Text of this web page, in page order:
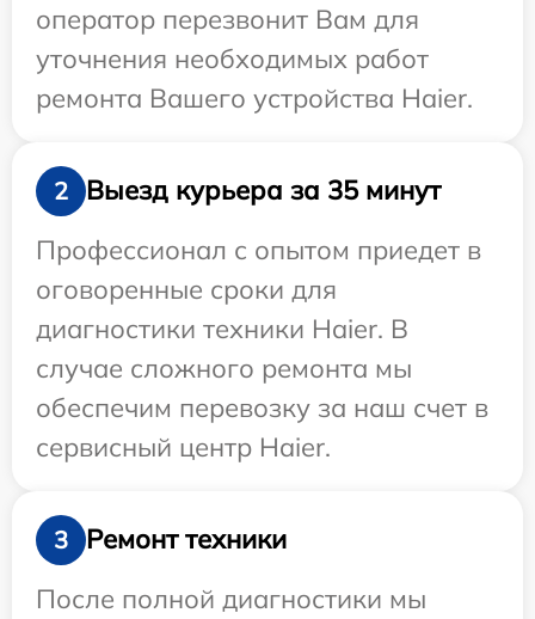
оператор перезвонит Вам для
уточнения необходимых работ
ремонта Вашего устройства Haier.
2
Выезд курьера за 35 минут
Профессионал с опытом приедет в
оговоренные сроки для
диагностики техники Haier. В
случае сложного ремонта мы
обеспечим перевозку за наш счет в
сервисный центр Haier.
3
Ремонт техники
После полной диагностики мы